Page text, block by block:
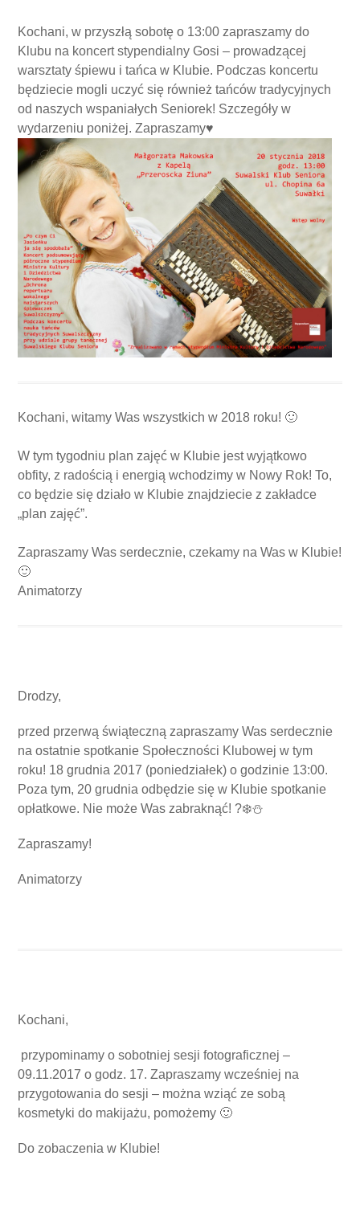
Kochani, w przyszłą sobotę o 13:00 zapraszamy do
Klubu na koncert stypendialny Gosi – prowadzącej
warsztaty śpiewu i tańca w Klubie. Podczas koncertu
będziecie mogli uczyć się również tańców tradycyjnych
od naszych wspaniałych Seniorek! Szczegóły w
wydarzeniu poniżej. Zapraszamy♥
Kochani, witamy Was wszystkich w 2018 roku! 🙂
W tym tygodniu plan zajęć w Klubie jest wyjątkowo
obfity, z radością i energią wchodzimy w Nowy Rok! To,
co będzie się działo w Klubie znajdziecie z zakładce
„plan zajęć”.
Zapraszamy Was serdecznie, czekamy na Was w Klubie!
🙂
Animatorzy
Drodzy,
przed przerwą świąteczną zapraszamy Was serdecznie
na ostatnie spotkanie Społeczności Klubowej w tym
roku! 18 grudnia 2017 (poniedziałek) o godzinie 13:00.
Poza tym, 20 grudnia odbędzie się w Klubie spotkanie
opłatkowe. Nie może Was zabraknąć! ?❄️⛄
Zapraszamy!
Animatorzy
Kochani,
przypominamy o sobotniej sesji fotograficznej –
09.11.2017 o godz. 17. Zapraszamy wcześniej na
przygotowania do sesji – można wziąć ze sobą
kosmetyki do makijażu, pomożemy 🙂
Do zobaczenia w Klubie!